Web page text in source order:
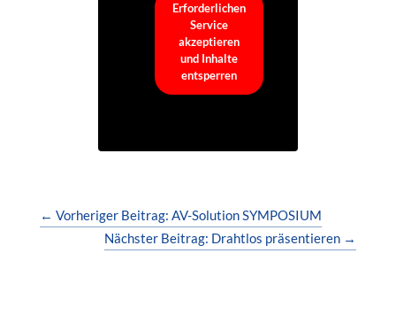
Erforderlichen
Service
akzeptieren
und Inhalte
entsperren
← Vorheriger Beitrag: AV-Solution SYMPOSIUM
Nächster Beitrag: Drahtlos präsentieren →